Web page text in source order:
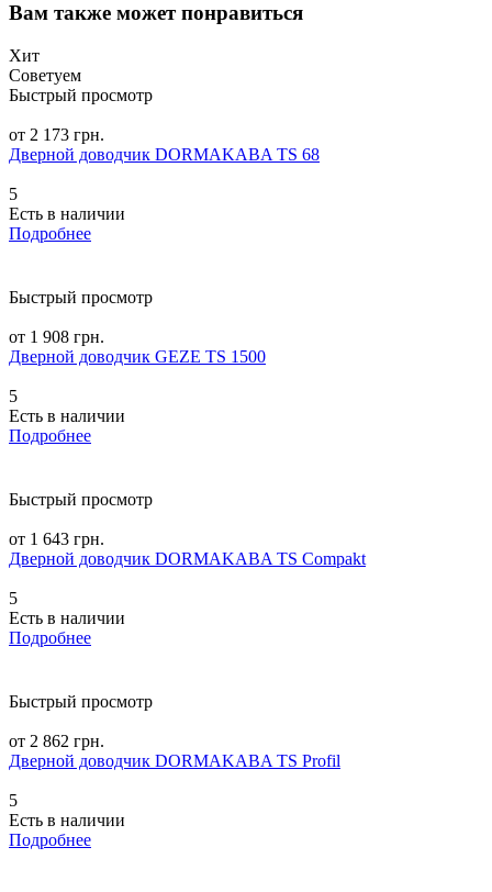
Вам также может понравиться
Хит
Советуем
Быстрый просмотр
от 2 173 грн.
Дверной доводчик DORMAKABA TS 68
5
Есть в наличии
Подробнее
Быстрый просмотр
от 1 908 грн.
Дверной доводчик GEZE TS 1500
5
Есть в наличии
Подробнее
Быстрый просмотр
от 1 643 грн.
Дверной доводчик DORMAKABA TS Compakt
5
Есть в наличии
Подробнее
Быстрый просмотр
от 2 862 грн.
Дверной доводчик DORMAKABA TS Profil
5
Есть в наличии
Подробнее